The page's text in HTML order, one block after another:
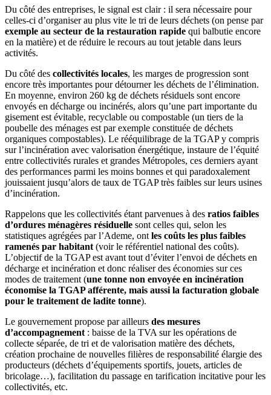
Du côté des entreprises, le signal est clair : il sera nécessaire pour
celles-ci d’organiser au plus vite le tri de leurs déchets (on pense par
exemple au secteur de la restauration rapide qui balbutie encore
en la matière) et de réduire le recours au tout jetable dans leurs
activités.
Du côté des collectivités locales, les marges de progression sont
encore très importantes pour détourner les déchets de l’élimination.
En moyenne, environ 260 kg de déchets résiduels sont encore
envoyés en décharge ou incinérés, alors qu’une part importante du
gisement est évitable, recyclable ou compostable (un tiers de la
poubelle des ménages est par exemple constituée de déchets
organiques compostables). Le rééquilibrage de la TGAP y compris
sur l’incinération avec valorisation énergétique, instaure de l’équité
entre collectivités rurales et grandes Métropoles, ces derniers ayant
des performances parmi les moins bonnes et qui paradoxalement
jouissaient jusqu’alors de taux de TGAP très faibles sur leurs usines
d’incinération.
Rappelons que les collectivités étant parvenues à des ratios faibles
d’ordures ménagères résiduelle sont celles qui, selon les
statistiques agrégées par l’Ademe, ont les coûts les plus faibles
ramenés par habitant (voir le référentiel national des coûts).
L’objectif de la TGAP est avant tout d’éviter l’envoi de déchets en
décharge et incinération et donc réaliser des économies sur ces
modes de traitement (une tonne non envoyée en incinération
économise la TGAP afférente, mais aussi la facturation globale
pour le traitement de ladite tonne).
Le gouvernement propose par ailleurs des mesures
d’accompagnement : baisse de la TVA sur les opérations de
collecte séparée, de tri et de valorisation matière des déchets,
création prochaine de nouvelles filières de responsabilité élargie des
producteurs (déchets d’équipements sportifs, jouets, articles de
bricolage…), facilitation du passage en tarification incitative pour les
collectivités, etc.